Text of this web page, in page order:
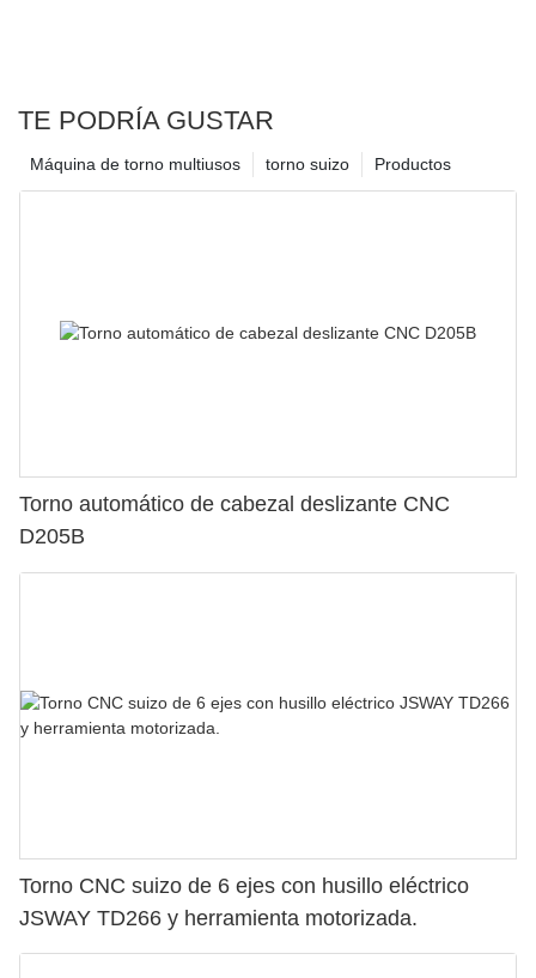
TE PODRÍA GUSTAR
Productos
torno suizo
Máquina de torno multiusos
Torno automático de cabezal deslizante CNC
D205B
Torno CNC suizo de 6 ejes con husillo eléctrico
JSWAY TD266 y herramienta motorizada.